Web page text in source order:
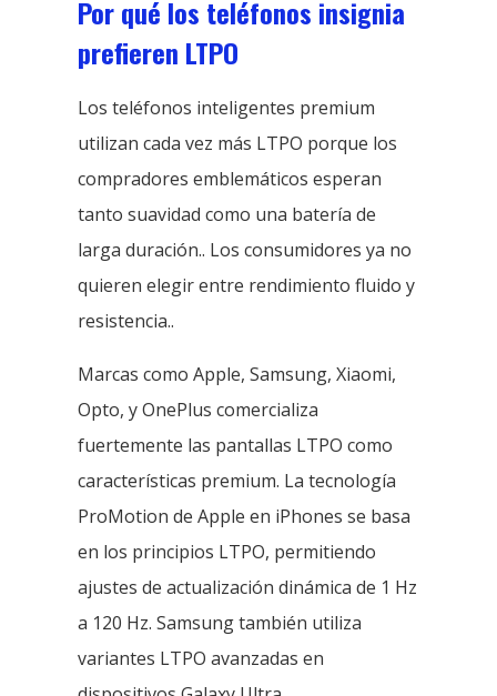
Por qué los teléfonos insignia
prefieren LTPO
Los teléfonos inteligentes premium
utilizan cada vez más LTPO porque los
compradores emblemáticos esperan
tanto suavidad como una batería de
larga duración.. Los consumidores ya no
quieren elegir entre rendimiento fluido y
resistencia..
Marcas como Apple, Samsung, Xiaomi,
Opto, y OnePlus comercializa
fuertemente las pantallas LTPO como
características premium. La tecnología
ProMotion de Apple en iPhones se basa
en los principios LTPO, permitiendo
ajustes de actualización dinámica de 1 Hz
a 120 Hz. Samsung también utiliza
variantes LTPO avanzadas en